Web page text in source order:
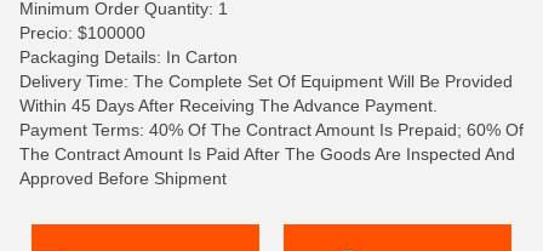
Minimum Order Quantity: 1
Precio: $100000
Packaging Details: In Carton
Delivery Time: The Complete Set Of Equipment Will Be Provided
Within 45 Days After Receiving The Advance Payment.
Payment Terms: 40% Of The Contract Amount Is Prepaid; 60% Of
The Contract Amount Is Paid After The Goods Are Inspected And
Approved Before Shipment